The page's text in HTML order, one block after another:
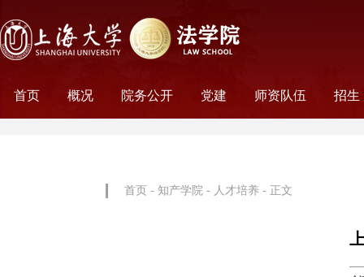
首页 概况 院务公开 党建 师资队伍 招生
首页 - 知产学院 - 人才培养 - 正文